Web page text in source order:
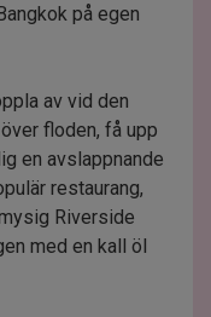
på egen
av vid den
floden, få upp
en avslappnande
restaurang,
Riverside
med en kall öl